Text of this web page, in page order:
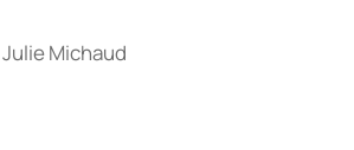
Julie Michaud